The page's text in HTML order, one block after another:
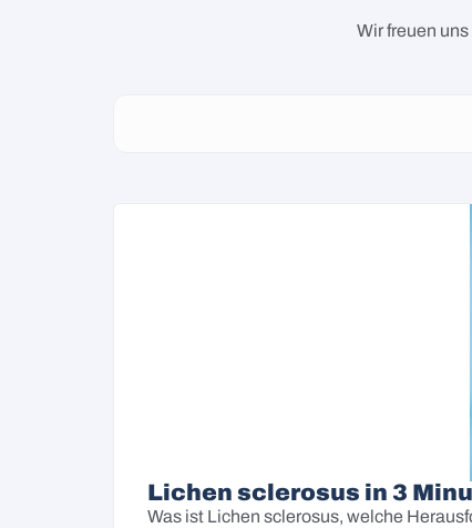
Wir freuen
Lichen sclerosus in 3
Was ist Lichen sclerosus, welche